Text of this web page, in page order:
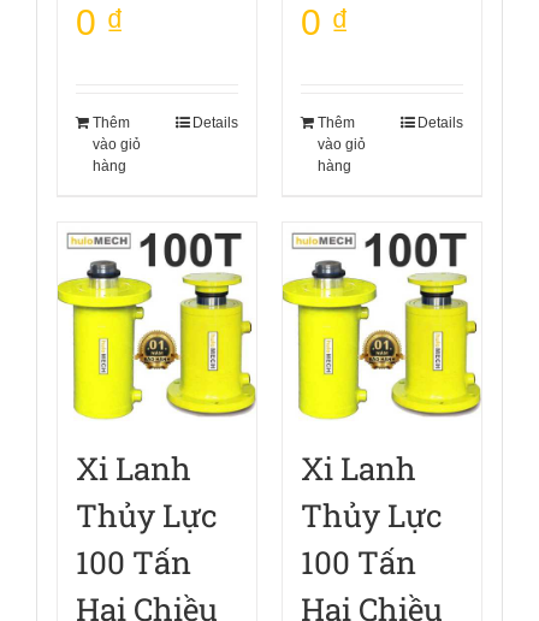
0 ₫
Thêm
vào giỏ
hàng
Details
0 ₫
Thêm
vào giỏ
hàng
Details
Xi Lanh
Thủy Lực
100 Tấn
Hai Chiều
Xi Lanh
Thủy Lực
100 Tấn
Hai Chiều